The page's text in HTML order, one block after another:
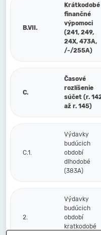
B.VII.
Krátkodobé
finančné
výpomoci
(241, 249,
24X, 473A,
/-/255A)
C.
Časové
rozlíšenie
súčet (r.
až r. 145)
C.1.
Výdavky
budúcich
období
dlhodobé
(383A)
2.
Výdavky
budúcich
období
kratkodobé